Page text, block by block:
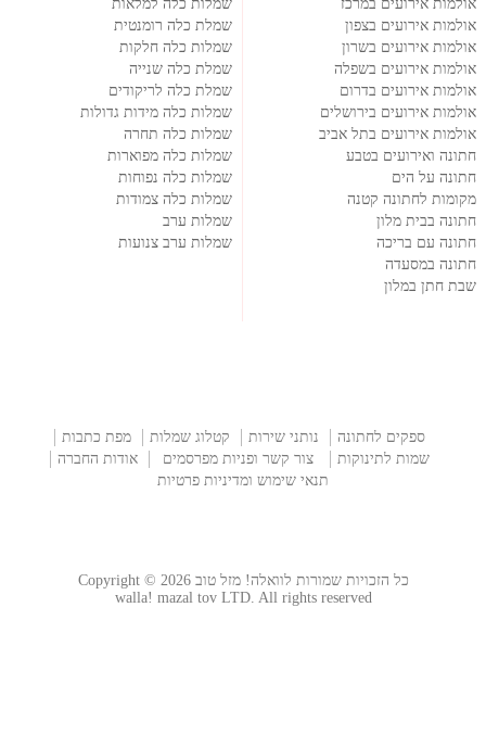
אולמות אירועים במרכז
אולמות אירועים בצפון
אולמות אירועים בשרון
אולמות אירועים בשפלה
אולמות אירועים בדרום
אולמות אירועים בירושלים
אולמות אירועים בתל אביב
חתונה ואירועים בטבע
חתונה על הים
מקומות לחתונה קטנה
חתונה בבית מלון
חתונה עם בריכה
חתונה במסעדה
שבת חתן במלון
שמלות כלה למלאות
שמלת כלה רומנטית
שמלות כלה חלקות
שמלת כלה שנייה
שמלת כלה לריקודים
שמלות כלה מידות גדולות
שמלות כלה תחרה
שמלות כלה מפוארות
שמלות כלה נפוחות
שמלות כלה צמודות
שמלות ערב
שמלות ערב צנועות
ספקים לחתונה נותני שירות קטלוג שמלות
מפת כתבות
שמות לתינוקות
צור קשר ופניות מפרסמים
אודות החברה
תנאי שימוש ומדיניות פרטיות
כל הזכויות שמורות לוואלה! מזל טוב Copyright © 2026
walla! mazal tov LTD. All rights reserved